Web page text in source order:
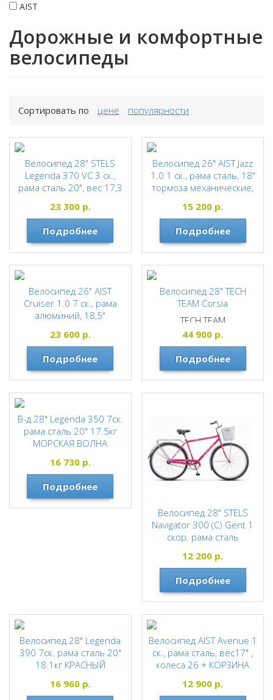
AIST
Дорожные и комфортные
велосипеды
Сортировать по цене популярности
Велосипед 28" STELS
Legenda 370 VC 3 ск.,
рама сталь 20", вес 17,3
STELS
23 300р.
Подробнее
Велосипед 26" AIST Jazz
1.0 1 ск., рама сталь, 18"
тормоза механические,
AIST
15 200 р.
Подробнее
Велосипед 26" AIST
Cruiser 1.0 7 ск., рама
алюминий, 18,5"
16кг
AIST
23 600р.
Подробнее
Велосипед 28" TECH
TEAM Corsia
TECH TEAM
44 900 р.
Подробнее
В-д 28" Legenda 350 7ск.
рама сталь 20" 17.5кг
МОРСКАЯ ВОЛНА
STELS
16 730р.
Подробнее
Велосипед 28" STELS
Navigator 300 (С) Gent 1
скор. рама сталь
STELS
12 200 р.
Подробнее
Велосипед 28" Legenda
390 7ск. рама сталь 20"
18.1кг КРАСНЫЙ
STELS
16 960р.
Велосипед AIST Avenue 1
ск., рама сталь, вес17" ,
колеса 26 + КОРЗИНА
AIST
12 900 р.